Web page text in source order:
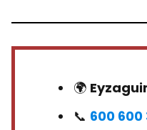
🌍
📞 600 600